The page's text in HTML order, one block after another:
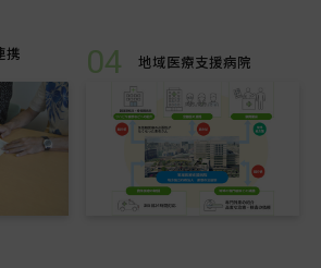
携 04 地域医療支援病院